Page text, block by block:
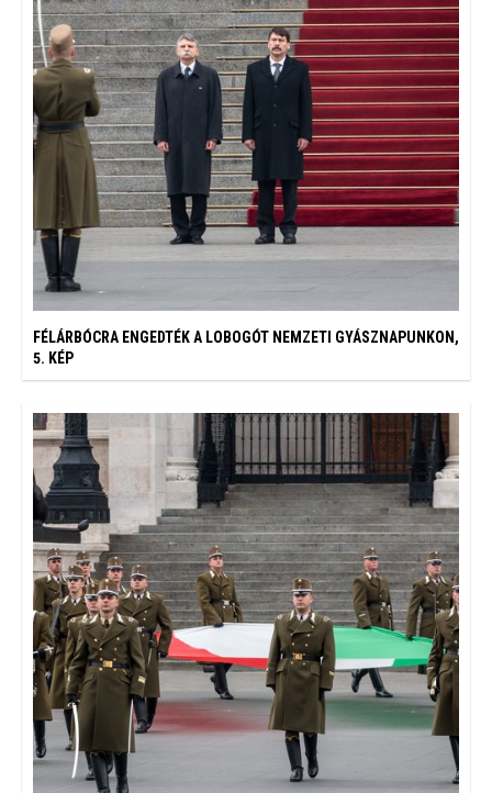
FÉLÁRBÓCRA ENGEDTÉK A LOBOGÓT NEMZETI GYÁSZNAPUNKON,
5. KÉP